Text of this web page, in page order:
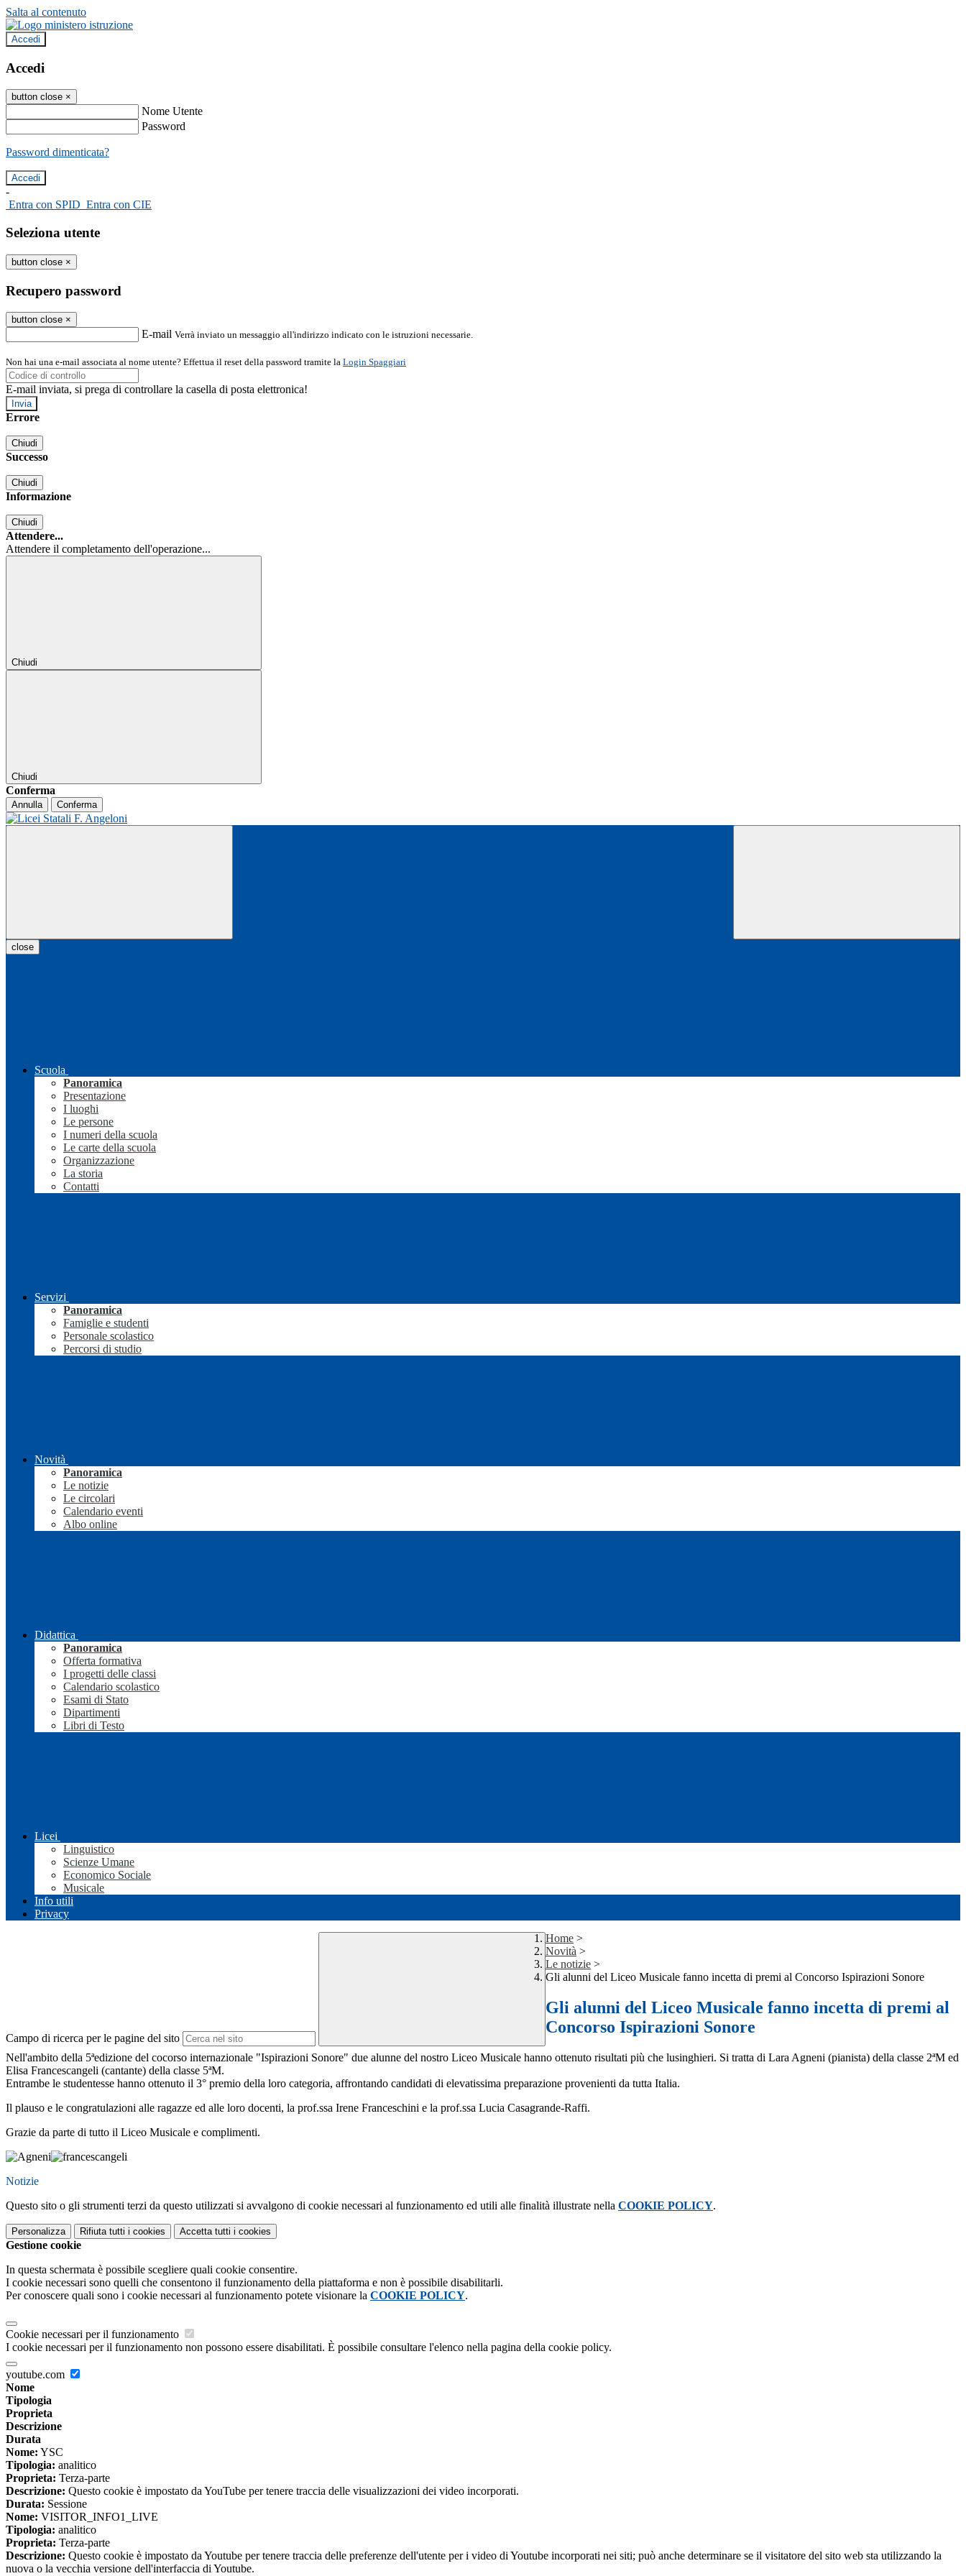
Salta al contenuto
Accedi
Accedi
button close ×
Nome Utente
Password
Password dimenticata?
-
Entra con SPID Entra con CIE
Seleziona utente
button close ×
Recupero password
button close ×
E-mail Verrà inviato un messaggio all'indirizzo indicato con le istruzioni necessarie.
Non hai una e-mail associata al nome utente? Effettua il reset della password tramite la Login Spaggiari
E-mail inviata, si prega di controllare la casella di posta elettronica!
Errore
Chiudi
Successo
Chiudi
Informazione
Chiudi
Attendere...
Attendere il completamento dell'operazione...
Chiudi
Chiudi
Conferma
Annulla Conferma
close
Scuola
Panoramica
Presentazione
I luoghi
Le persone
I numeri della scuola
Le carte della scuola
Organizzazione
La storia
Contatti
Servizi
Panoramica
Famiglie e studenti
Personale scolastico
Percorsi di studio
Novità
Panoramica
Le notizie
Le circolari
Calendario eventi
Albo online
Didattica
Panoramica
Offerta formativa
I progetti delle classi
Calendario scolastico
Esami di Stato
Dipartimenti
Libri di Testo
Licei
Linguistico
Scienze Umane
Economico Sociale
Musicale
Info utili
Privacy
Campo di ricerca per le pagine del sito
Home >
Novità >
Le notizie >
Gli alunni del Liceo Musicale fanno incetta di premi al Concorso Ispirazioni Sonore
Gli alunni del Liceo Musicale fanno incetta di premi al
Concorso Ispirazioni Sonore
Nell'ambito della 5ªedizione del cocorso internazionale "Ispirazioni Sonore" due alunne del nostro Liceo Musicale hanno ottenuto risultati più che lusinghieri. Si tratta di Lara Agneni (pianista) della classe 2ªM ed
Elisa Francescangeli (cantante) della classe 5ªM.
Entrambe le studentesse hanno ottenuto il 3° premio della loro categoria, affrontando candidati di elevatissima preparazione provenienti da tutta Italia.
Il plauso e le congratulazioni alle ragazze ed alle loro docenti, la prof.ssa Irene Franceschini e la prof.ssa Lucia Casagrande-Raffi.
Grazie da parte di tutto il Liceo Musicale e complimenti.
Notizie
Questo sito o gli strumenti terzi da questo utilizzati si avvalgono di cookie necessari al funzionamento ed utili alle finalità illustrate nella COOKIE POLICY.
Personalizza Rifiuta tutti i cookies Accetta tutti i cookies
Gestione cookie
In questa schermata è possibile scegliere quali cookie consentire.
I cookie necessari sono quelli che consentono il funzionamento della piattaforma e non è possibile disabilitarli.
Per conoscere quali sono i cookie necessari al funzionamento potete visionare la COOKIE POLICY.
Cookie necessari per il funzionamento
I cookie necessari per il funzionamento non possono essere disabilitati. È possibile consultare l'elenco nella pagina della cookie policy.
youtube.com
Nome
Tipologia
Proprieta
Descrizione
Durata
Nome: YSC
Tipologia: analitico
Proprieta: Terza-parte
Descrizione: Questo cookie è impostato da YouTube per tenere traccia delle visualizzazioni dei video incorporati.
Durata: Sessione
Nome: VISITOR_INFO1_LIVE
Tipologia: analitico
Proprieta: Terza-parte
Descrizione: Questo cookie è impostato da Youtube per tenere traccia delle preferenze dell'utente per i video di Youtube incorporati nei siti; può anche determinare se il visitatore del sito web sta utilizzando la
nuova o la vecchia versione dell'interfaccia di Youtube.